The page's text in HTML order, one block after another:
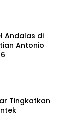
Andalas di
Antonio
Tingkatkan